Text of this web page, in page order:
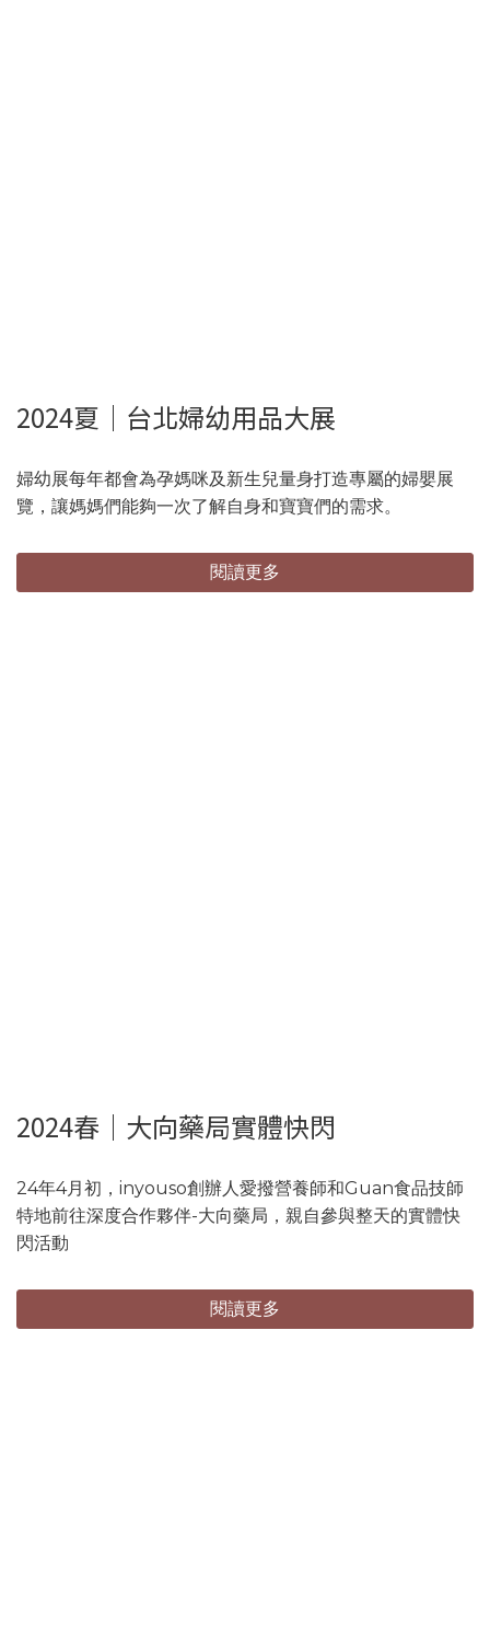
2024夏｜台北婦幼用品大展
婦幼展每年都會為孕媽咪及新生兒量身打造專屬的婦嬰展
覽，讓媽媽們能夠一次了解自身和寶寶們的需求。
閱讀更多
2024春｜大向藥局實體快閃
24年4月初，inyouso創辦人愛撥營養師和Guan食品技師
特地前往深度合作夥伴-大向藥局，親自參與整天的實體快
閃活動
閱讀更多